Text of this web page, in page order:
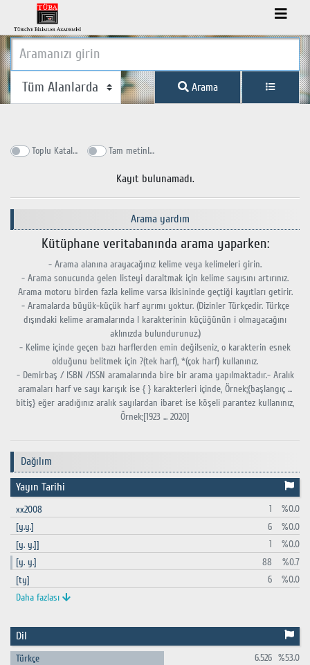
Arama
Toplu Katalog Tam metinlerde ara
Kayıt bulunamadı.
Arama yardım
Kütüphane veritabanında arama yaparken:
- Arama alanına arayacağınız kelime veya kelimeleri girin.
- Arama sonucunda gelen listeyi daraltmak için kelime sayısını artırınız.
Arama motoru birden fazla kelime varsa ikisininde geçtiği kayıtları getirir.
- Aramalarda büyük-küçük harf ayrımı yoktur. (Dizinler Türkçedir. Türkçe
dışındaki kelime aramalarında I karakterinin küçüğünün i olmayacağını
aklınızda bulundurunuz.)
- Kelime içinde geçen bazı harflerden emin değilseniz, o karakterin esnek
olduğunu belitmek için ?(tek harf), *(çok harf) kullanınız.
- Demirbaş / ISBN /ISSN aramalarında bire bir arama yapılmaktadır.- Aralık
aramaları harf ve sayı karışık ise { } karakterleri içinde, Örnek;{başlangıç ...
bitiş} eğer aradığınız aralık sayılardan ibaret ise köşeli parantez kullanınız,
Örnek;[1923 ... 2020]
Dağılım
Yayın Tarihi
%0.0
1
xx2008
%0.0
6
[y.y.]
%0.0
1
[y. y.]]
%0.7
88
[y. y.]
%0.0
6
[ty]
Daha fazlası
Dil
%53.0
6.526
Türkçe